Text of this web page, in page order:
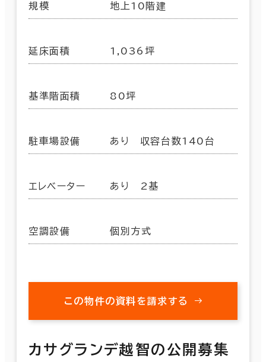
規模 地上10階建
延床面積 1,036坪
基準階面積 80坪
駐車場設備 あり 収容台数140台
エレベーター あり 2基
空調設備 個別方式
この物件の資料を請求する
カサグランデ越智の公開募集